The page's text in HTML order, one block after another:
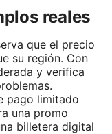
reales
que el precio
su región. Con
y verifica
pago limitado
una promo
billetera digital